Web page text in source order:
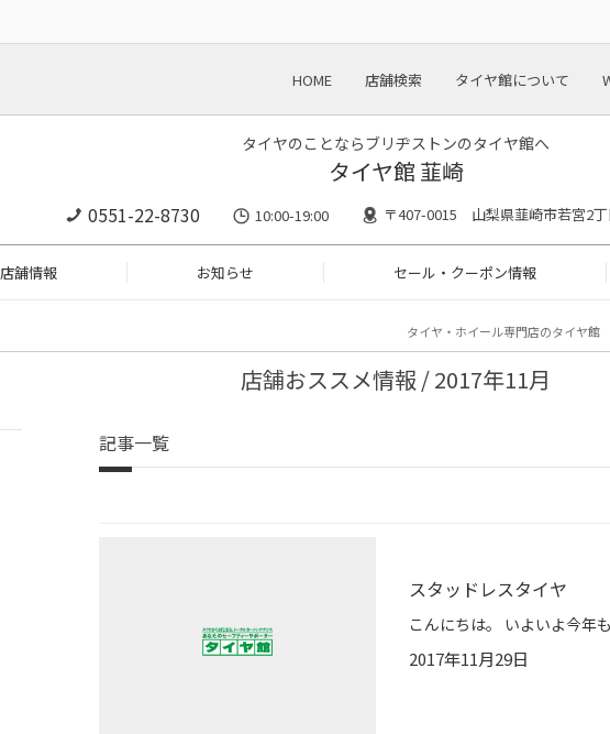
HOME 店舗検索 タイヤ館について
タイヤのことならブリヂストンのタイヤ館へ
タイヤ館 韮崎
0551-22-8730 10:00-19:00 〒407-0015 山梨県韮崎市若宮2丁
店舗情報 お知らせ セール・クーポン情報
タイヤ・ホイール専門店のタイヤ館
店舗おススメ情報 / 2017年11月
記事一覧
スタッドレスタイヤ
2017年11月29日